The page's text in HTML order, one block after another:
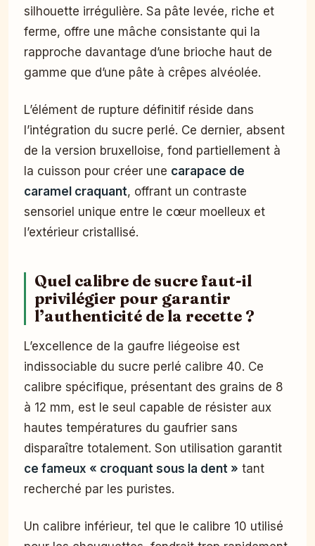
silhouette irrégulière. Sa pâte levée, riche et
ferme, offre une mâche consistante qui la
rapproche davantage d’une brioche haut de
gamme que d’une pâte à crêpes alvéolée.
L’élément de rupture définitif réside dans
l’intégration du sucre perlé. Ce dernier, absent
de la version bruxelloise, fond partiellement à
la cuisson pour créer une carapace de
caramel craquant, offrant un contraste
sensoriel unique entre le cœur moelleux et
l’extérieur cristallisé.
Quel calibre de sucre faut-il
privilégier pour garantir
l’authenticité de la recette ?
L’excellence de la gaufre liégeoise est
indissociable du sucre perlé calibre 40. Ce
calibre spécifique, présentant des grains de 8
à 12 mm, est le seul capable de résister aux
hautes températures du gaufrier sans
disparaître totalement. Son utilisation garantit
ce fameux « croquant sous la dent » tant
recherché par les puristes.
Un calibre inférieur, tel que le calibre 10 utilisé